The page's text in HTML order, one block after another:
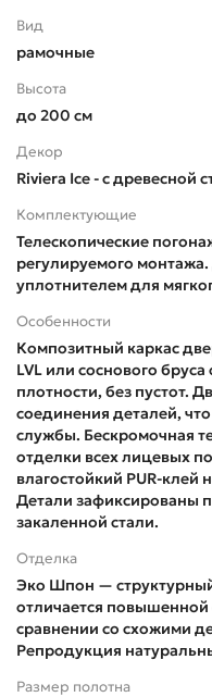
Вид
рамочные
Высота
до 200 см
Декор
Riviera Ice - с древесной
Комплектующие
Телескопические
регулируемого
уплотнителем для
Особенности
Композитный каркас
LVL или соснового
плотности, без пустот.
соединения деталей,
службы. Бескромочная
отделки всех лицевых
влагостойкий PUR-
Детали зафиксированы
закаленной стали.
Отделка
Эко Шпон —
отличается
сравнении со схожими
Репродукция
Размер полотна